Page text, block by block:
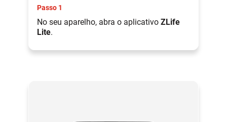
Passo 1
No seu aparelho, abra o aplicativo ZLife
Lite.